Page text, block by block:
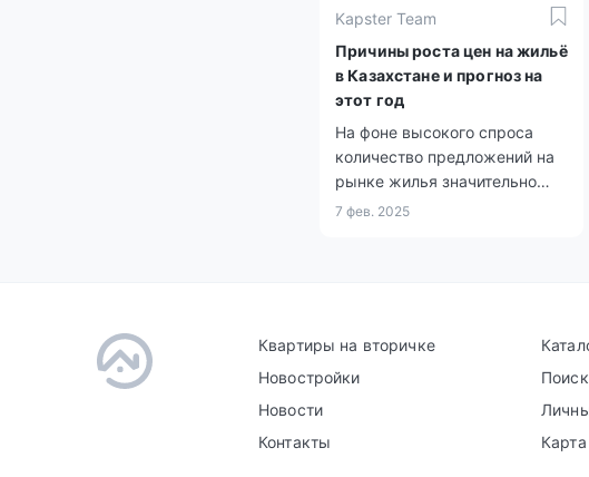
Kapster Team
Причины роста цен на жильё
в Казахстане и прогноз на
этот год
На фоне высокого спроса
количество предложений на
рынке жилья значительно
уменьшилось.
7 фев. 2025
Квартиры на вторичке
Новостройки
Новости
Контакты
Карта